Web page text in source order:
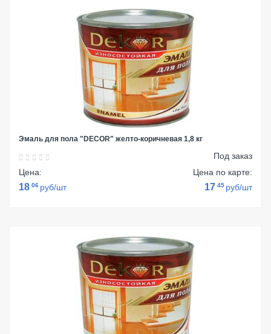
Эмаль для пола "DECOR" желто-коричневая 1,8 кг
Под заказ
Цена:
18 06 руб/шт
Цена по карте:
17 45 руб/шт